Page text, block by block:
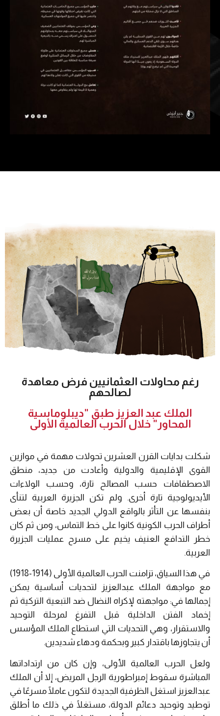
رغم محاولات العثمانيين فرض معاهدة
لصالحهم
الملك عبد العزيز طبق "ديبلوماسية
المحاور" خلال الحرب العالمية الأولى
شكلت بدايات القرن العشرين تحولات مهمة في موازين
القوى الإقليمية والدولية وأعادت من جديد، منطق
الاصطفافات حسب المصالح تارة، وحسب الولاءات
الأيديولوجية تارة أخرى. ولم تكن الجزيرة العربية لتنأى
بنفسها عن التأثر بالواقع الدولي الجديد خاصة أن بعض
أطراف الحرب الكونية كانوا على خط التماس، ومن ثم كان
خطر التدافع العنيف يخيم على مسرح عمليات الجزيرة
العربية.
في هذا السياق، تزامنت الحرب العالمية الأولى (1914-1918)
مع مواجهة الملك عبدالعزيز لتحديات أساسية يمكن
إجمالها في: مواجهته لإكراه النضال ضد التبعية التركية ثم
إخماد الفتن الداخلية قبل التفرغ لمرحلة التوحيد
والاستقرار، وهي التحديات التي استطاع الملك المؤسس
أن يتجاوزها باقتدار كبير وبحكمة ودهاء شديدين.
ولعل الحرب العالمية الأولى، وإن كان من ارتداداتها
المباشرة سقوط إمبراطورية الرجل المريض، إلا أن الملك
عبدالعزيز استغل الظرفية الجديدة لتكون عاملًا مسرعًا في
توطيد وتوحيد دعائم الدولة، مستغلًا في ذلك ما أطلق